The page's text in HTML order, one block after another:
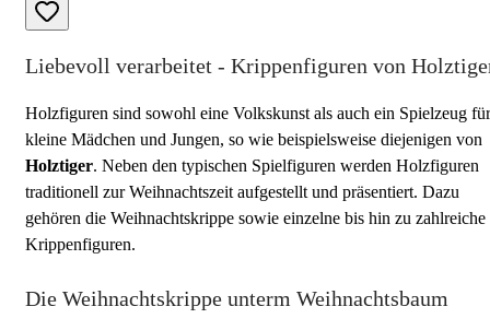
Liebevoll verarbeitet - Krippenfiguren von
Holzfiguren sind sowohl eine Volkskunst als auch ein Spielzeug für
kleine Mädchen und Jungen, so wie beispielsweise diejenigen von
Holztiger. Neben den typischen Spielfiguren werden Holzfiguren
traditionell zur Weihnachtszeit aufgestellt und präsentiert. Dazu
gehören die Weihnachtskrippe sowie einzelne bis hin zu zahlreiche
Krippenfiguren.
Die Weihnachtskrippe unterm Weihnachtsbaum